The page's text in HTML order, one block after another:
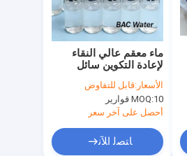
ماء معقم عالي النقاء
لإعادة التكوين سائل
شفاف مستقر تحضير
مختبري متعدد القوارير
الأسعار:قابل للتفاوض
MOQ:10 قوارير
أحصل على آخر سعر
ﺎﺘﺼﻟ ﺍﻶﻧ